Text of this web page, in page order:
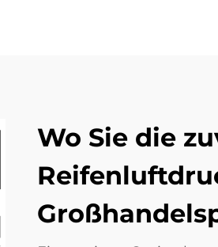
Wo Sie die